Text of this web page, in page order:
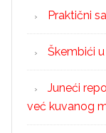
Praktični
Škembići
Juneći
već kuvanog